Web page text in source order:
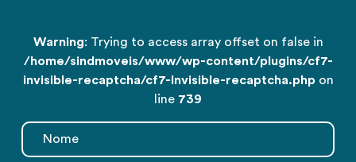
Warning: Trying to access array offset on false in
/home/sindmoveis/www/wp-content/plugins/cf7-
invisible-recaptcha/cf7-Invisible-recaptcha.php on
line 739